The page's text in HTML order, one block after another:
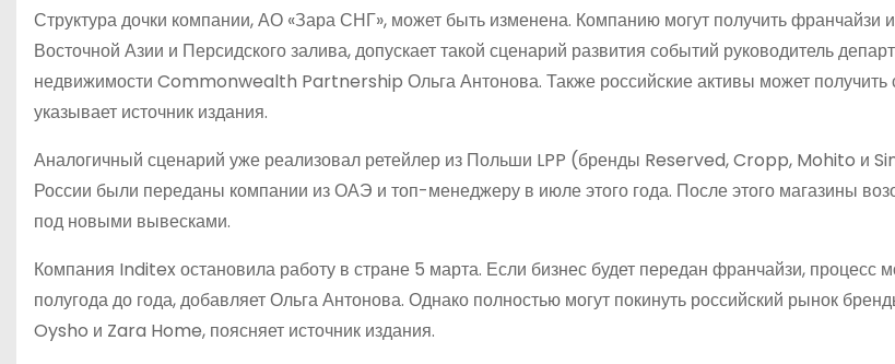
Структура дочки компании, АО «Зара СНГ», может быть изменена. Компанию могут получить франчайзи
Восточной Азии и Персидского залива, допускает такой сценарий развития событий руководитель
недвижимости Commonwealth Partnership Ольга Антонова. Также российские активы может получить
указывает источник издания.
Аналогичный сценарий уже реализовал ретейлер из Польши LPP (бренды Reserved, Cropp, Mohito и
России были переданы компании из ОАЭ и топ-менеджеру в июле этого года. После этого магазины
под новыми вывесками.
Компания Inditex остановила работу в стране 5 марта. Если бизнес будет передан франчайзи, процесс
полугода до года, добавляет Ольга Антонова. Однако полностью могут покинуть российский рынок
Oysho и Zara Home, поясняет источник издания.